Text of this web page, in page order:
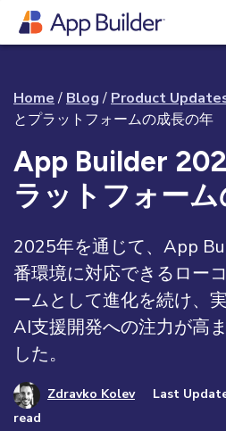
Home / Blog / Product
とプラットフォームの成長の年
App Builder
ラットフォー
2025年を通じて、App
番環境に対応できるロー
ームとして進化を続け、
AI支援開発への注力が高
した。
Zdravko Kolev Last
read